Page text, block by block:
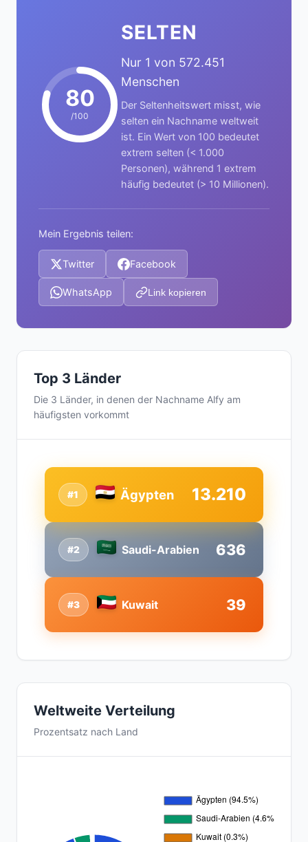
80
/100
SELTEN
Nur 1 von 572.451
Menschen
Der Seltenheitswert misst, wie
selten ein Nachname weltweit
ist. Ein Wert von 100 bedeutet
extrem selten (< 1.000
Personen), während 1 extrem
häufig bedeutet (> 10 Millionen).
Mein Ergebnis teilen:
Twitter Facebook
WhatsApp Link kopieren
Top 3 Länder
Die 3 Länder, in denen der Nachname Alfy am
häufigsten vorkommt
#2 Saudi-Arabien 636
#1 Ägypten 13.210
#3 Kuwait 39
Weltweite Verteilung
Prozentsatz nach Land